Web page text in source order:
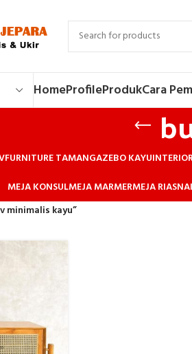
HomeProfileProdukCara
FURNITURE TAMANGAZEBO KAYU
MEJA KONSULMEJA MARMERMEJA RIAS
minimalis kayu”